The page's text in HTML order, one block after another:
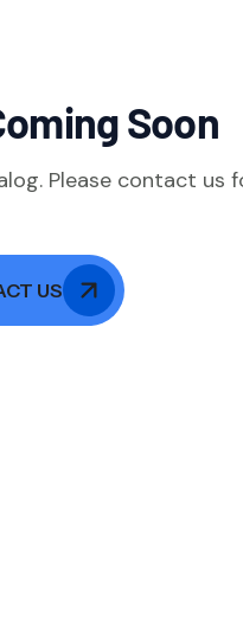
Soon
Please contact us
US